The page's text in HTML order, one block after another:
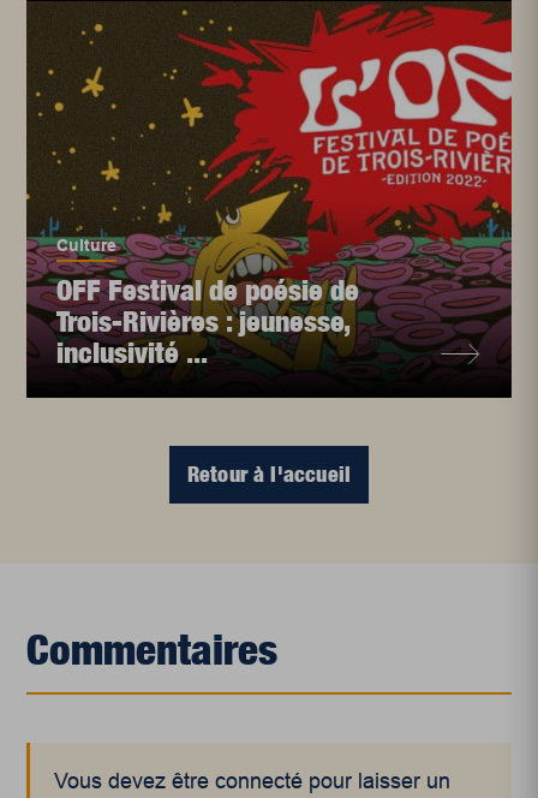
Culture
OFF Festival de poésie de
Trois-Rivières : jeunesse,
inclusivité ...
Retour à l'accueil
Commentaires
Vous devez être connecté pour laisser un